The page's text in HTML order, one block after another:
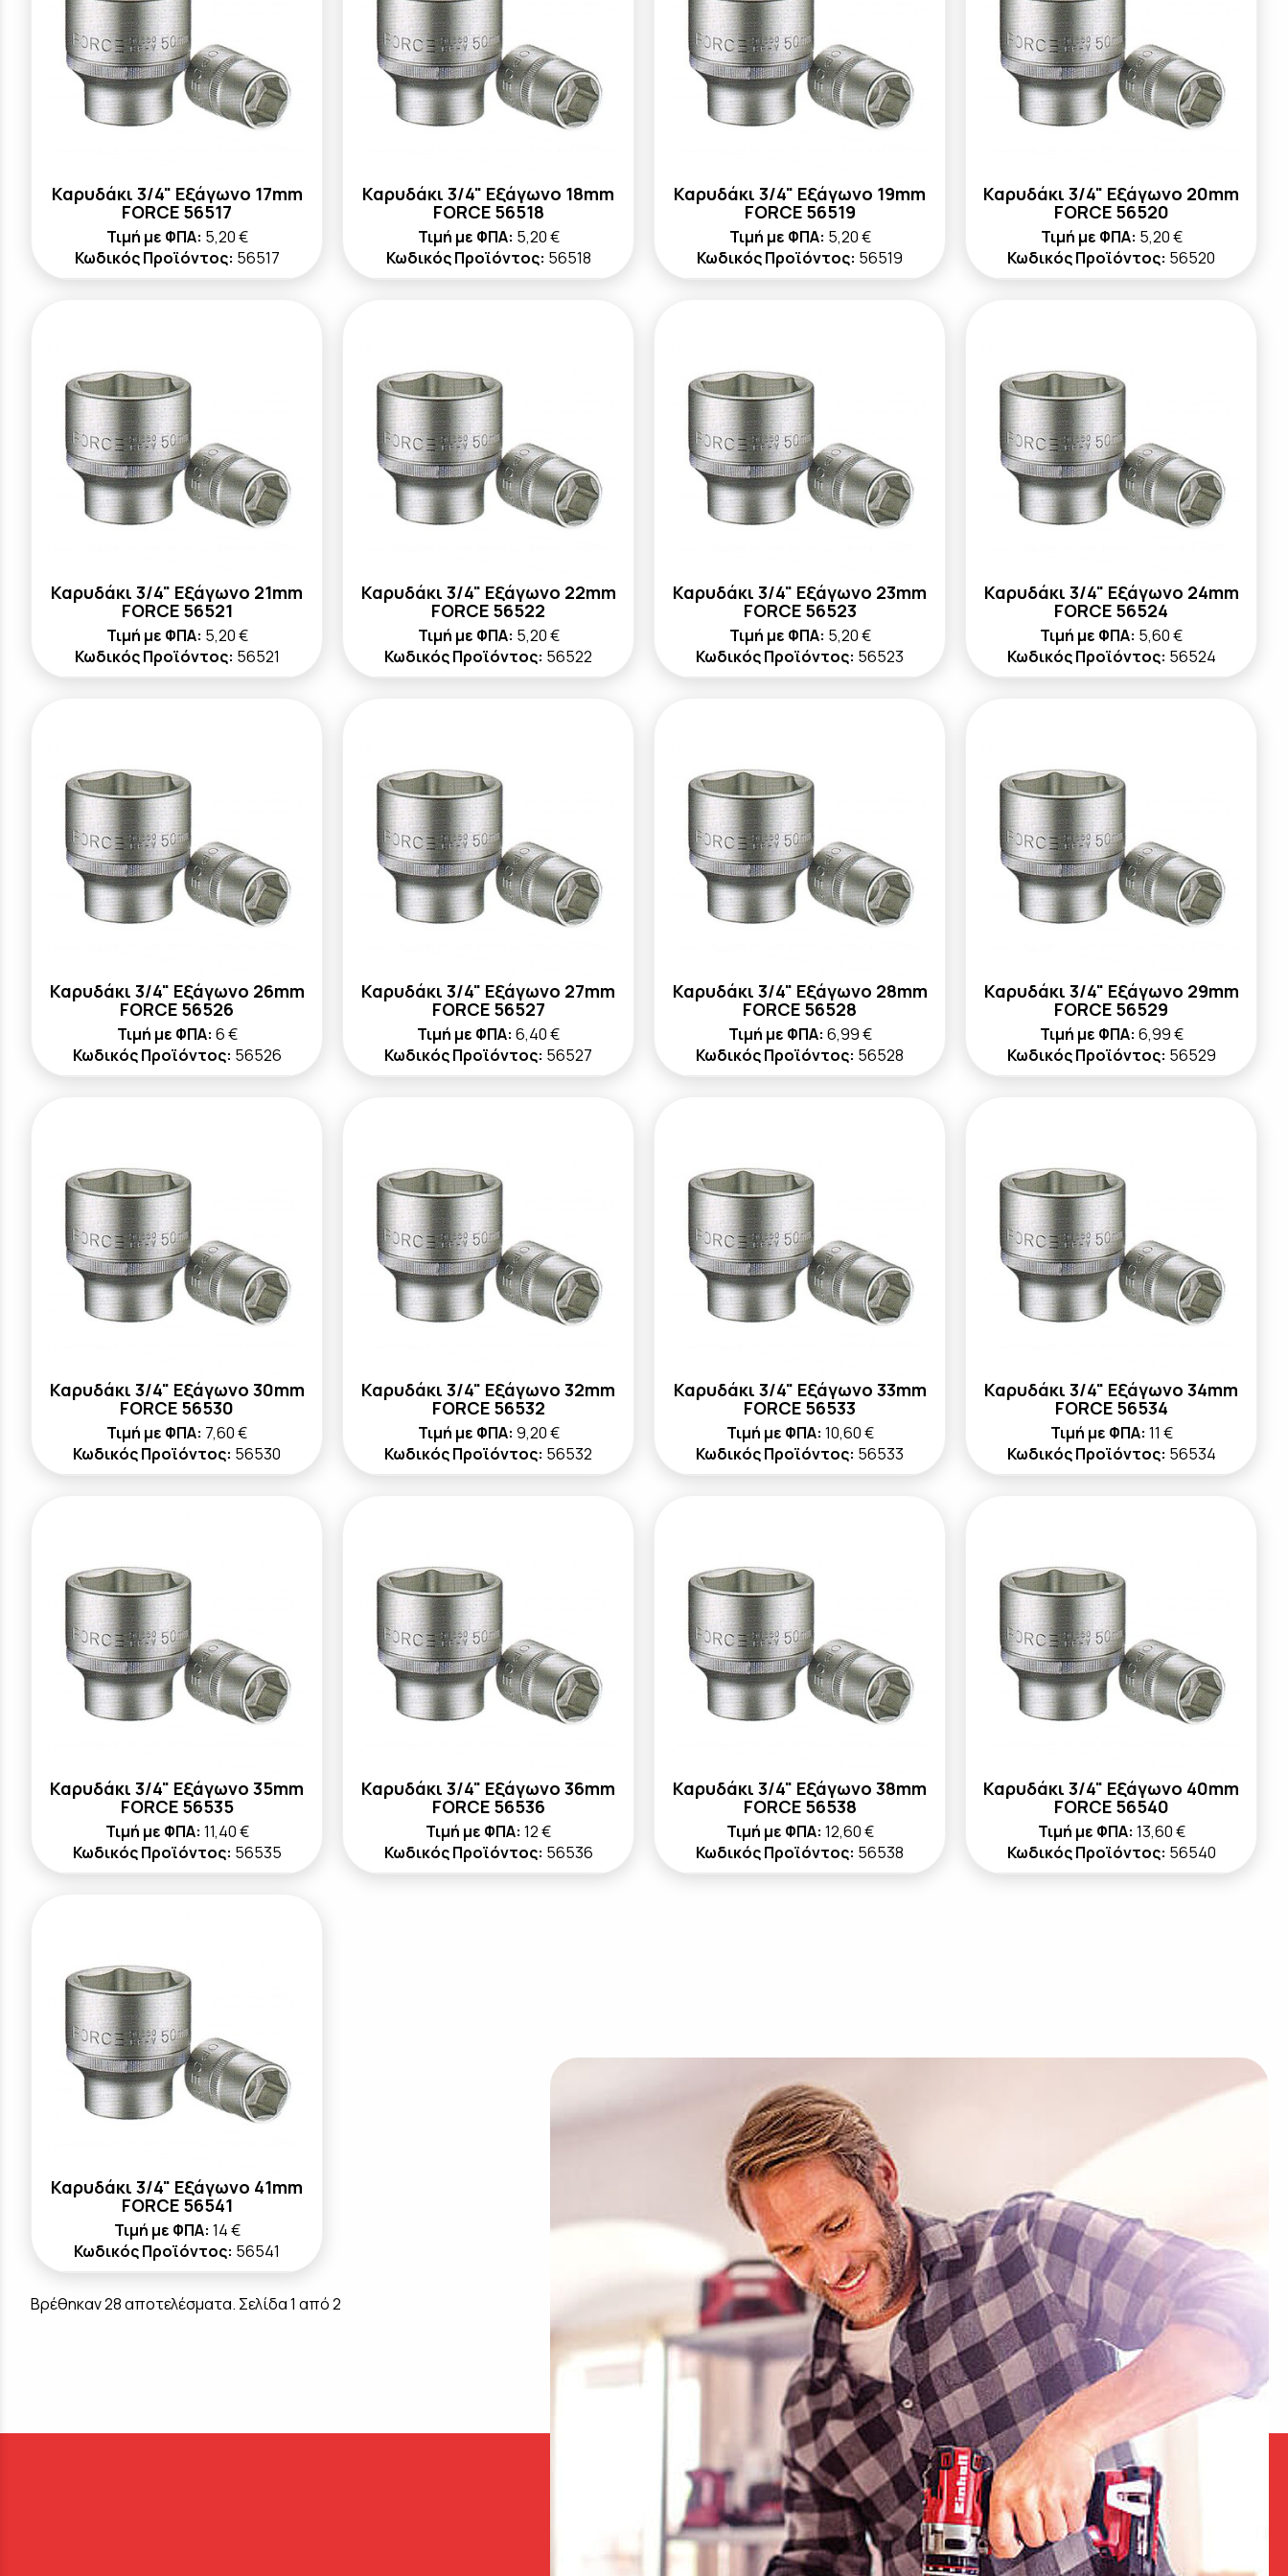
Καρυδάκι 3/4" Εξάγωνο 17mm
FORCE 56517
Τιμή με ΦΠΑ: 5,20 €
Κωδικός Προϊόντος: 56517
Καρυδάκι 3/4" Εξάγωνο 18mm
FORCE 56518
Τιμή με ΦΠΑ: 5,20 €
Κωδικός Προϊόντος: 56518
Καρυδάκι 3/4" Εξάγωνο 19mm
FORCE 56519
Τιμή με ΦΠΑ: 5,20 €
Κωδικός Προϊόντος: 56519
Καρυδάκι 3/4" Εξάγωνο 20mm
FORCE 56520
Τιμή με ΦΠΑ: 5,20 €
Κωδικός Προϊόντος: 56520
Καρυδάκι 3/4" Εξάγωνο 21mm
FORCE 56521
Τιμή με ΦΠΑ: 5,20 €
Κωδικός Προϊόντος: 56521
Καρυδάκι 3/4" Εξάγωνο 22mm
FORCE 56522
Τιμή με ΦΠΑ: 5,20 €
Κωδικός Προϊόντος: 56522
Καρυδάκι 3/4" Εξάγωνο 23mm
FORCE 56523
Τιμή με ΦΠΑ: 5,20 €
Κωδικός Προϊόντος: 56523
Καρυδάκι 3/4" Εξάγωνο 24mm
FORCE 56524
Τιμή με ΦΠΑ: 5,60 €
Κωδικός Προϊόντος: 56524
Καρυδάκι 3/4" Εξάγωνο 26mm
FORCE 56526
Τιμή με ΦΠΑ: 6 €
Κωδικός Προϊόντος: 56526
Καρυδάκι 3/4" Εξάγωνο 27mm
FORCE 56527
Τιμή με ΦΠΑ: 6,40 €
Κωδικός Προϊόντος: 56527
Καρυδάκι 3/4" Εξάγωνο 28mm
FORCE 56528
Τιμή με ΦΠΑ: 6,99 €
Κωδικός Προϊόντος: 56528
Καρυδάκι 3/4" Εξάγωνο 29mm
FORCE 56529
Τιμή με ΦΠΑ: 6,99 €
Κωδικός Προϊόντος: 56529
Καρυδάκι 3/4" Εξάγωνο 30mm
FORCE 56530
Τιμή με ΦΠΑ: 7,60 €
Κωδικός Προϊόντος: 56530
Καρυδάκι 3/4" Εξάγωνο 32mm
FORCE 56532
Τιμή με ΦΠΑ: 9,20 €
Κωδικός Προϊόντος: 56532
Καρυδάκι 3/4" Εξάγωνο 33mm
FORCE 56533
Τιμή με ΦΠΑ: 10,60 €
Κωδικός Προϊόντος: 56533
Καρυδάκι 3/4" Εξάγωνο 34mm
FORCE 56534
Τιμή με ΦΠΑ: 11 €
Κωδικός Προϊόντος: 56534
Καρυδάκι 3/4" Εξάγωνο 35mm
FORCE 56535
Τιμή με ΦΠΑ: 11,40 €
Κωδικός Προϊόντος: 56535
Καρυδάκι 3/4" Εξάγωνο 36mm
FORCE 56536
Τιμή με ΦΠΑ: 12 €
Κωδικός Προϊόντος: 56536
Καρυδάκι 3/4" Εξάγωνο 38mm
FORCE 56538
Τιμή με ΦΠΑ: 12,60 €
Κωδικός Προϊόντος: 56538
Καρυδάκι 3/4" Εξάγωνο 40mm
FORCE 56540
Τιμή με ΦΠΑ: 13,60 €
Κωδικός Προϊόντος: 56540
Καρυδάκι 3/4" Εξάγωνο 41mm
FORCE 56541
Τιμή με ΦΠΑ: 14 €
Κωδικός Προϊόντος: 56541
Βρέθηκαν 28 αποτελέσματα. Σελίδα 1 από 2
Σελίδα
[1] >